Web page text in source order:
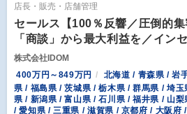
店長・販売・店舗管理
セールス【100％反響／圧倒的
「商談」から最大利益を／イン
株式会社IDOM
400万円～849万円
北海道 / 青森県 / 岩
県 / 福島県 / 茨城県 / 栃木県 / 群馬県 / 埼玉
県 / 新潟県 / 富山県 / 石川県 / 福井県 / 山
/ 愛知県 / 三重県 / 滋賀県 / 京都府 / 大阪府